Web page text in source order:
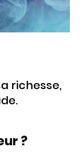
richesse,
?